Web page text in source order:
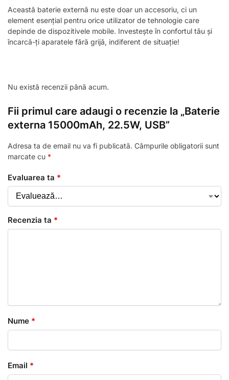
Această baterie externă nu este doar un accesoriu, ci un
element esențial pentru orice utilizator de tehnologie care
depinde de dispozitivele mobile. Investește în confortul tău și
încarcă-ți aparatele fără grijă, indiferent de situație!
Nu există recenzii până acum.
Fii primul care adaugi o recenzie la „Baterie
externa 15000mAh, 22.5W, USB”
Adresa ta de email nu va fi publicată. Câmpurile obligatorii sunt
marcate cu *
Evaluarea ta *
Recenzia ta *
Nume *
Email *